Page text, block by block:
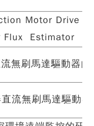
Motor Drive
Flux Estimator
無刷馬達驅動器的
流無刷馬達驅動